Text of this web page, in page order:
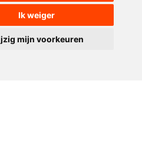
Ik weiger
mijn voorkeuren